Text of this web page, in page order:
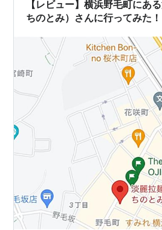
【レビュー】横浜野毛町にあ
ちのとみ）さんに行ってみた！